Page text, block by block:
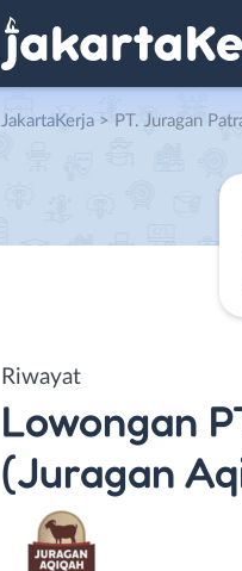
JakartaKerja > PT. Juragan
Riwayat
Lowongan
(Juragan